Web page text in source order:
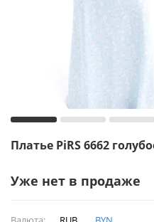
Платье PiRS 6662
Уже нет в продаже